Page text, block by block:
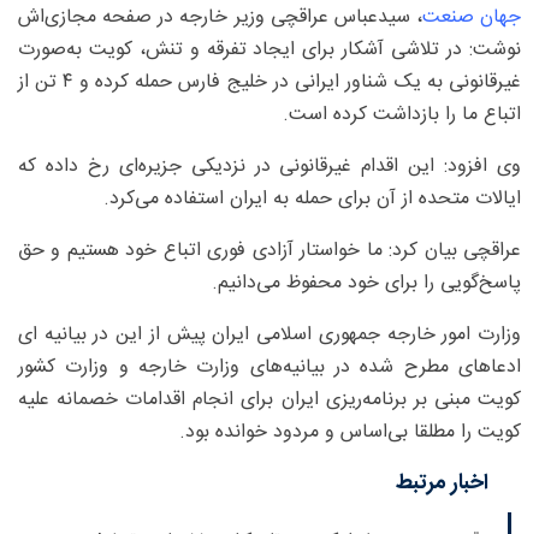
جهان صنعت، سیدعباس عراقچی‌ وزیر خارجه در صفحه مجازی‌اش
نوشت: در تلاشی آشکار برای ایجاد تفرقه و تنش، کویت به‌صورت
غیرقانونی به یک شناور ایرانی در خلیج فارس حمله کرده و ۴ تن از
اتباع ما را بازداشت کرده است.
وی افزود: این اقدام غیرقانونی در نزدیکی جزیره‌ای رخ داده که
ایالات متحده از آن برای حمله به ایران استفاده می‌کرد.
عراقچی بیان کرد: ما خواستار آزادی فوری اتباع خود هستیم و حق
پاسخ‌گویی را برای خود محفوظ می‌دانیم.
وزارت امور خارجه جمهوری اسلامی ایران پیش از این در بیانیه ای
ادعاهای مطرح شده در بیانیه‌های وزارت خارجه و وزارت کشور
کویت مبنی بر برنامه‌ریزی ایران برای انجام اقدامات خصمانه علیه
کویت را مطلقا بی‌اساس و مردود خوانده بود.
اخبار مرتبط